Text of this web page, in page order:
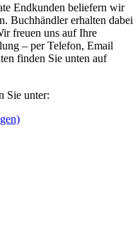
Endkunden beliefern wir
Buchhändler erhalten dabei
freuen uns auf Ihre
– per Telefon, Email
finden Sie unten auf
Sie unter: